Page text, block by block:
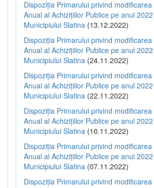
Dispoziția Primarului privind
Anual al Achizițiilor Publice pe anul
Municipiului Slatina (13.12.2022)
Dispoziția Primarului privind
Anual al Achizițiilor Publice pe anul
Municipiului Slatina (24.11.2022)
Dispoziția Primarului privind
Anual al Achizițiilor Publice pe anul
Municipiului Slatina (22.11.2022)
Dispoziția Primarului privind
Anual al Achizițiilor Publice pe anul
Municipiului Slatina (10.11.2022)
Dispoziția Primarului privind
Anual al Achizițiilor Publice pe anul
Municipiului Slatina (07.11.2022)
Dispoziția Primarului privind